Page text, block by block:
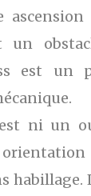
un
est un
ni un
habillage.